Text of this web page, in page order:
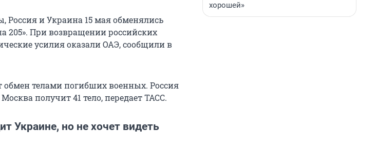
Россия и Украина 15 мая обменялись
205». При возвращении российских
усилия оказали ОАЭ, сообщили в
обмен телами погибших военных. Россия
получит 41 тело, передает ТАСС.
Украине, но не хочет видеть
хорошей»